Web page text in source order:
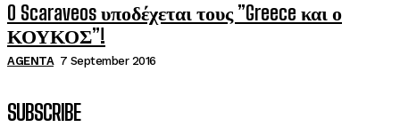
O Scaraveos υποδέχεται τους ”Greece και ο
ΚΟΥΚΟΣ”!
AGENTA 7 September 2016
SUBSCRIBE